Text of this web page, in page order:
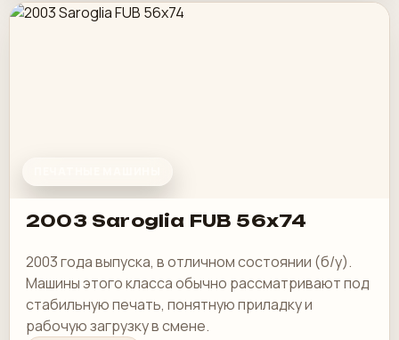
2003 Saroglia FUB 56x74
2003 года выпуска, в отличном состоянии (б/у).
Машины этого класса обычно рассматривают под
стабильную печать, понятную приладку и
рабочую загрузку в смене.